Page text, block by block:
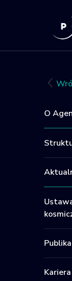
O
Kariera